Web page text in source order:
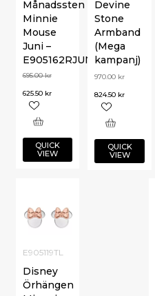
Månadssten
Minnie
Mouse
Juni –
E905162RJUNL.CS
695.00kr
625.50 kr
QUICK
VIEW
Devine
Stone
Armband
(Mega
kampanj)
970.00 kr
824.50 kr
QUICK
VIEW
E905119TL
Disney
Örhängen